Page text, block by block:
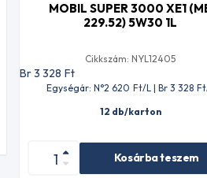
MOBIL SUPER 3000 XE1
229.52) 5W30 1L
Cikkszám: NYL12405
Br 3 328 Ft
Egységár: N°2 620 Ft/L | Br 3 328 Ft
12 db/karton
Kosárba teszem